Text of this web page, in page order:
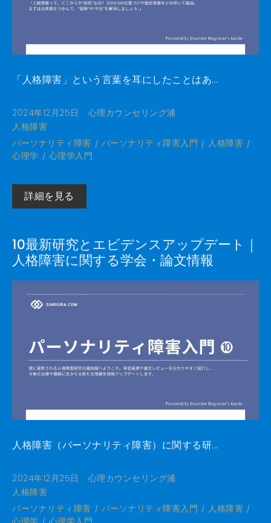
「人格障害」という言葉を耳にしたことはあ...
2024年12月25日
心理カウンセリング浦
人格障害
パーソナリティ障害
パーソナリティ障害入門
人格障害
心理学
心理学入門
詳細を見る
10最新研究とエビデンスアップデート｜
人格障害に関する学会・論文情報
人格障害（パーソナリティ障害）に関する研...
2024年12月25日
心理カウンセリング浦
人格障害
パーソナリティ障害
パーソナリティ障害入門
人格障害